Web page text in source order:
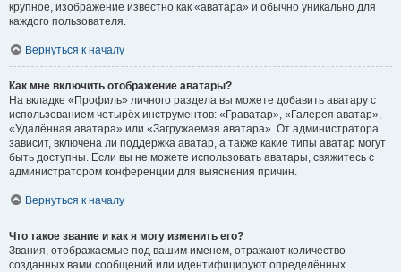
крупное, изображение известно как «аватара» и обычно уникально для
каждого пользователя.
Вернуться к началу
Как мне включить отображение аватары?
На вкладке «Профиль» личного раздела вы можете добавить аватару с
использованием четырёх инструментов: «Граватар», «Галерея аватар»,
«Удалённая аватара» или «Загружаемая аватара». От администратора
зависит, включена ли поддержка аватар, а также какие типы аватар могут
быть доступны. Если вы не можете использовать аватары, свяжитесь с
администратором конференции для выяснения причин.
Вернуться к началу
Что такое звание и как я могу изменить его?
Звания, отображаемые под вашим именем, отражают количество
созданных вами сообщений или идентифицируют определённых